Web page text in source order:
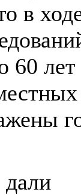
в
60 лет